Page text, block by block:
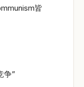
皆
争”